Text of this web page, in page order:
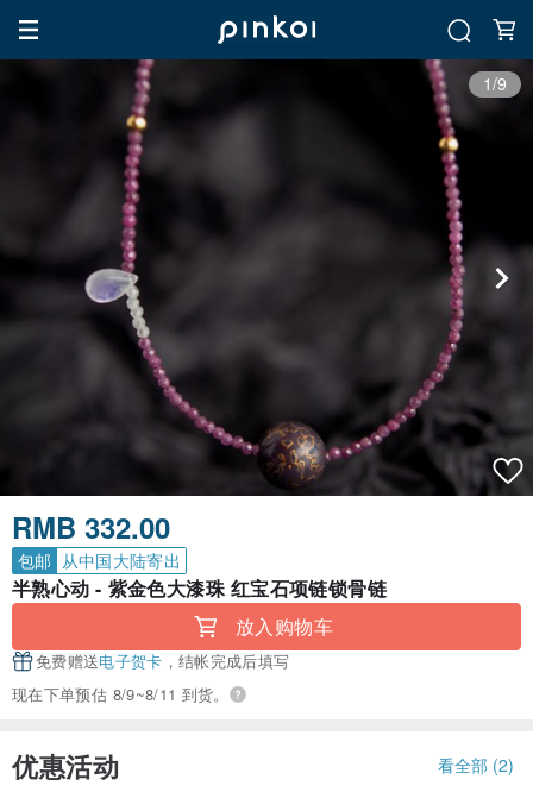
1/9
RMB 332.00
包邮 从中国大陆寄出
半熟心动 - 紫金色大漆珠 红宝石项链锁骨链
放入购物车
免费赠送电子贺卡 ，结帐完成后填写
现在下单预估 8/9~8/11 到货。
优惠活动 看全部 (2)